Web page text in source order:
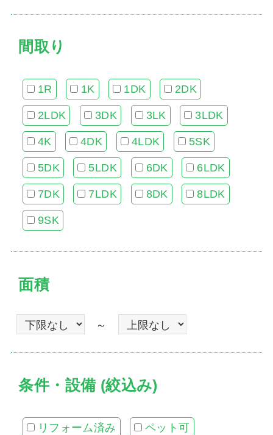
間取り
1R 1K 1DK 2DK
2LDK 3DK 3LK 3LDK
4K 4DK 4LDK 5SK
5DK 5LDK 6DK 6LDK
7DK 7LDK 8DK 8LDK
9SK
面積
～
条件・設備 (絞込み)
リフォーム済み ペット可